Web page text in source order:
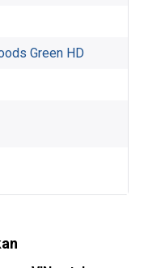
Green HD